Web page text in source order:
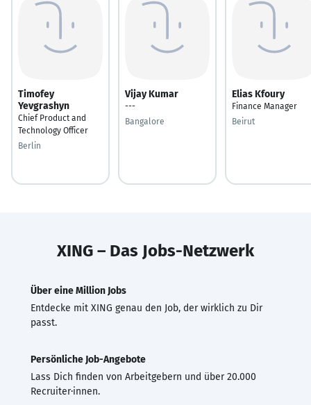
Timofey
Yevgrashyn
Chief Product and
Technology Officer
Berlin
Vijay Kumar
---
Bangalore
Elias Kfoury
Finance Manager
Beirut
XING – Das Jobs-Netzwerk
Über eine Million Jobs
Entdecke mit XING genau den Job, der wirklich zu Dir
passt.
Persönliche Job-Angebote
Lass Dich finden von Arbeitgebern und über 20.000
Recruiter·innen.